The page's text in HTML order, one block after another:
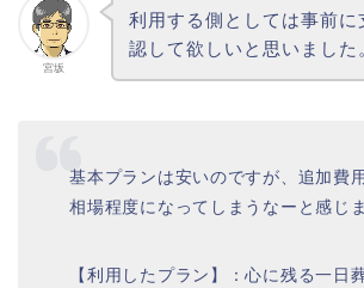
宮坂
利用する側としては事前に
認して欲しいと思いました
基本プランは安いのですが、追加費
相場程度になってしまうなーと感じま
【利用したプラン】：心に残る一